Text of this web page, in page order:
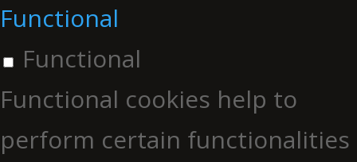
Functional
Functional
Functional cookies help to
perform certain functionalities